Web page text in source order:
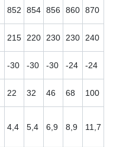
852 854 856 860 870
215 220 230 230 240
-30 -30 -30 -24 -24
22 32 46 68 100
4,4 5,4 6,9 8,9 11,7